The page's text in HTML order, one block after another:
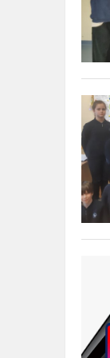
"The
of
the
New